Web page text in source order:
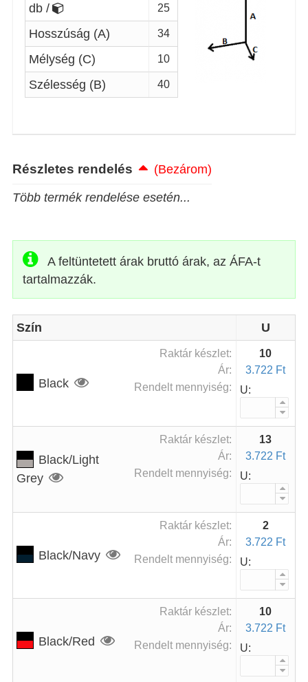
db / 25
Hosszúság (A) 34
Mélység (C) 10
Szélesség (B) 40
Részletes rendelés
(Bezárom)
Több termék rendelése esetén...
A feltüntetett árak bruttó árak, az ÁFA-t
tartalmazzák.
Szín U
Black
Raktár készlet:
Ár:
Rendelt mennyiség:
10
3.722 Ft
U:
Black/Light
Grey
Raktár készlet:
Ár:
Rendelt mennyiség:
13
3.722 Ft
U:
Black/Navy
Raktár készlet:
Ár:
Rendelt mennyiség:
2
3.722 Ft
U:
Black/Red
Raktár készlet:
Ár:
Rendelt mennyiség:
10
3.722 Ft
U: